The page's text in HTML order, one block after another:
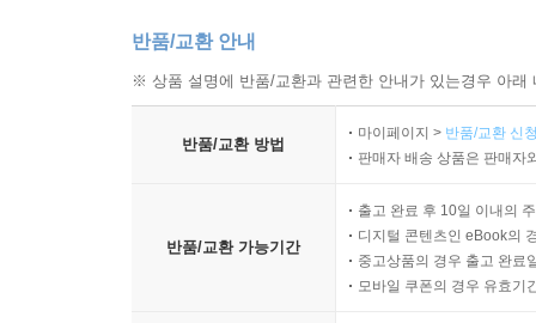
반품/교환 안내
※ 상품 설명에 반품/교환과 관련한 안내가 있는경우 아
반품/교환 방법
마이페이지 > 반품/교환 신
판매자 배송 상품은 판매자
반품/교환 가능기간
출고 완료 후 10일 이내의
디지털 콘텐츠인 eBook의
중고상품의 경우 출고 완료
모바일 쿠폰의 경우 유효기